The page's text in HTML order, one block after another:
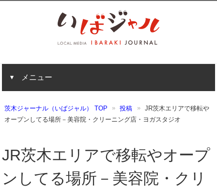
メニュー
茨木ジャーナル（いばジャル） TOP 投稿
JR茨木エリアで移転や
オープンしてる場所－美容院・クリーニング店・ヨガスタジオ
JR茨木エリアで移転やオープ
ンしてる場所－美容院・クリ